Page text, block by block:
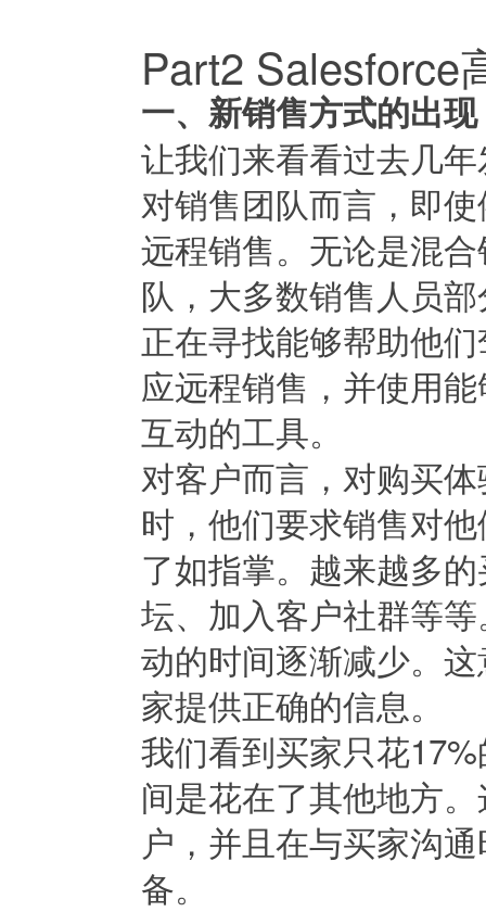
Part2 Salesforce
一、新销售方式的出现
让我们来看看过去几
对销售团队而言，即
远程销售。无论是混
队，大多数销售人员
正在寻找能够帮助他
应远程销售，并使用
互动的工具。
对客户而言，对购买
时，他们要求销售对
了如指掌。越来越多
坛、加入客户社群等
动的时间逐渐减少。
家提供正确的信息。
我们看到买家只花
间是花在了其他地方
户，并且在与买家沟
备。